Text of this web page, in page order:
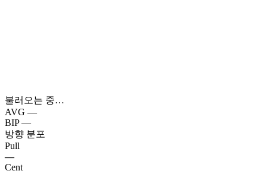
불러오는 중…
AVG —
BIP —
방향 분포
Pull
—
Cent